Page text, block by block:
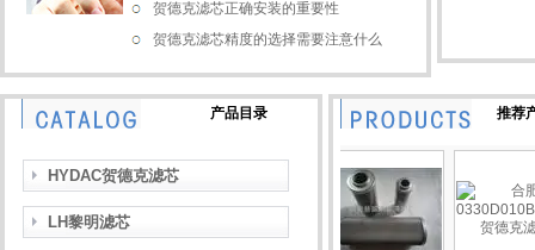
贺德克滤芯正确安装的重要性
贺德克滤芯精度的选择需要注意什么
产品目录
HYDAC贺德克滤芯
LH黎明滤芯
推荐